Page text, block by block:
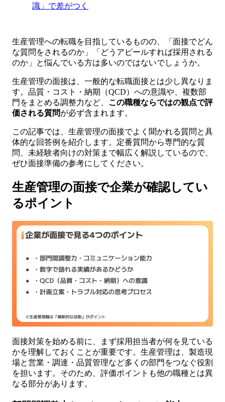
識」で差がつく
生産管理への転職を目指しているものの、「面接でどん
な質問をされるのか」「どうアピールすれば採用される
のか」と悩んでいる方は多いのではないでしょうか。
生産管理の面接は、一般的な転職面接とは少し異なりま
す。品質・コスト・納期（QCD）への意識や、複数部
門をまとめる調整力など、 この職種ならではの観点で評
価される質問が必ず含まれます。
この記事では、生産管理の面接でよく聞かれる質問と具
体的な回答例を紹介します。定番質問から専門的な質
問、未経験者向けの対策まで幅広く解説しているので、
ぜひ面接準備の参考にしてください。
生産管理の面接で企業が確認してい
るポイント
面接対策を始める前に、まず採用担当者が何を見ている
かを理解しておくことが重要です。生産管理は、製造現
場と営業・調達・品質管理など多くの部門をつなぐ役割
を担います。そのため、評価ポイントも他の職種とは異
なる部分があります。